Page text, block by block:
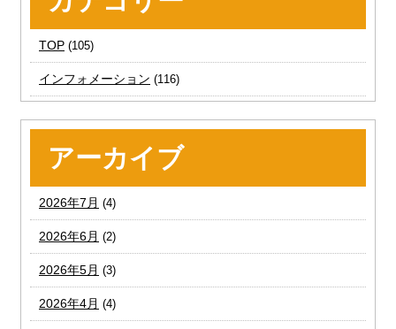
TOP (105)
インフォメーション (116)
アーカイブ
2026年7月 (4)
2026年6月 (2)
2026年5月 (3)
2026年4月 (4)